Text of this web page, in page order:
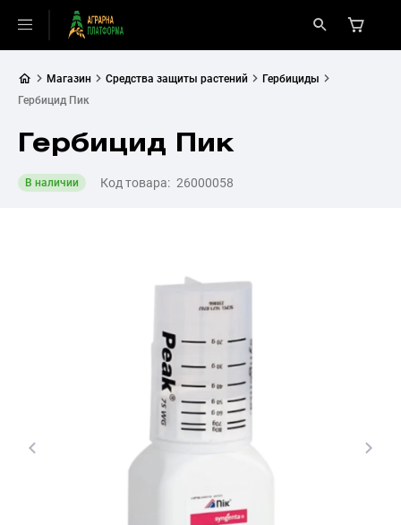
Магазин Средства защиты растений
Гербициды
Гербицид Пик
Гербицид Пик
В наличии Код товара: 26000058